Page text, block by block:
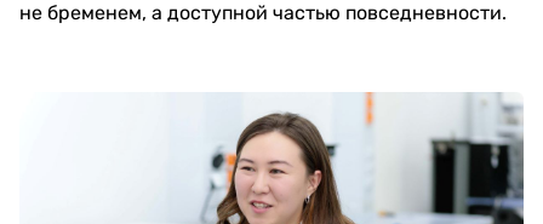
не бременем, а доступной частью повседневности.